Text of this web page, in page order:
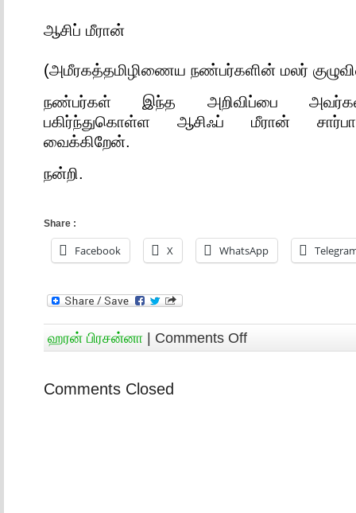
ஆசிப் மீரான்
(அமீரகத்தமிழிணைய நண்பர்களின் மலர்
நண்பர்கள் இந்த அறிவிப்பை
பகிர்ந்துகொள்ள ஆசிஃப் மீரான்
வைக்கிறேன்.
நன்றி.
Share :
Facebook X WhatsApp
ஹரன் பிரசன்னா | Comments Off
Comments Closed